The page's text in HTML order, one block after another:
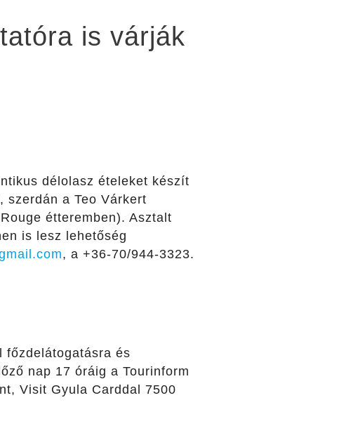
is várják
délolasz ételeket készít
szerdán a Teo Várkert
étteremben). Asztalt
is lesz lehetőség
, a +36-70/944-3323.
főzdelátogatásra és
nap 17 óráig a Tourinform
Visit Gyula Carddal 7500